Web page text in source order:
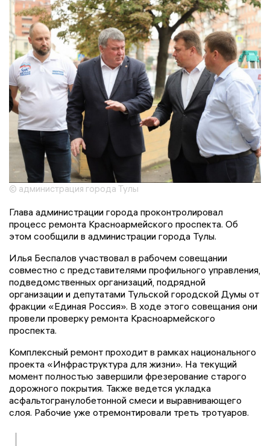
© администрация города Тулы
Глава администрации города проконтролировал
процесс ремонта Красноармейского проспекта. Об
этом сообщили в администрации города Тулы.
Илья Беспалов участвовал в рабочем совещании
совместно с представителями профильного управления,
подведомственных организаций, подрядной
организации и депутатами Тульской городской Думы от
фракции «Единая Россия». В ходе этого совещания они
провели проверку ремонта Красноармейского
проспекта.
Комплексный ремонт проходит в рамках национального
проекта «Инфраструктура для жизни». На текущий
момент полностью завершили фрезерование старого
дорожного покрытия. Также ведется укладка
асфальтогранулобетонной смеси и выравнивающего
слоя. Рабочие уже отремонтировали треть тротуаров.